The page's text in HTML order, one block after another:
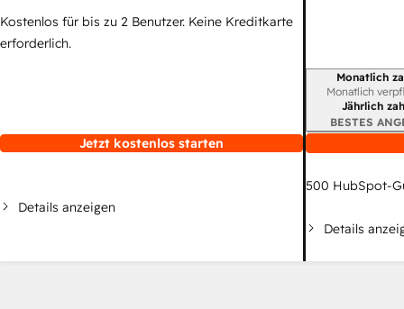
Kostenlos für bis zu 2 Benutzer. Keine Kreditkarte
erforderlich.
Jetzt kostenlos starten
Details anzeigen
Monatlich
Monatlich
Jährlich
BESTES
500 HubSpot-
Details